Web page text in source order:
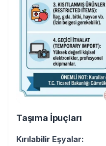
Taşıma İpuçları
Kırılabilir Eşyalar: